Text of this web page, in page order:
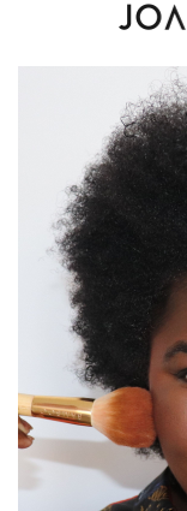
LIFESTYLE
PARIS
DÉCORATION